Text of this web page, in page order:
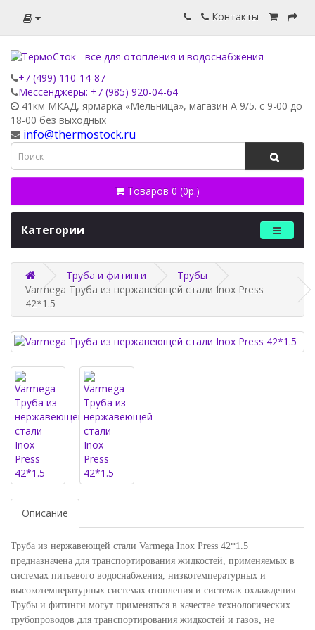
Контакты
+7 (499) 110-14-87
Мессенджеры: +7 (985) 920-04-64
41км МКАД, ярмарка «Мельница», магазин А 9/5. с 9-00 до
18-00 без выходных
info@thermostock.ru
Товаров 0 (0р.)
Категории
Труба и фитинги
Трубы
Varmega Труба из нержавеющей стали Inox Press
42*1.5
Описание
Труба из нержавеющей стали Varmega Inox Press 42*1.5
предназначена для транспортирования жидкостей, применяемых в
системах питьевого водоснабжения, низкотемпературных и
высокотемпературных системах отопления и системах охлаждения.
Трубы и фитинги могут применяться в качестве технологических
трубопроводов для транспортирования жидкостей и газов, не